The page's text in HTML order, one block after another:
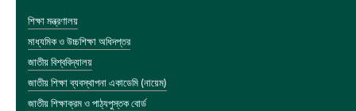
শিক্ষা মন্ত্রণালয়
মাধ্যমিক ও উচ্চশিক্ষা অধিদপ্তর
জাতীয় বিশ্ববিদ্যালয়
জাতীয় শিক্ষা ব্যবস্থাপনা একাডেমি (নায়েম)
জাতীয় শিক্ষাক্রম ও পাঠ্যপুস্তক বোর্ড